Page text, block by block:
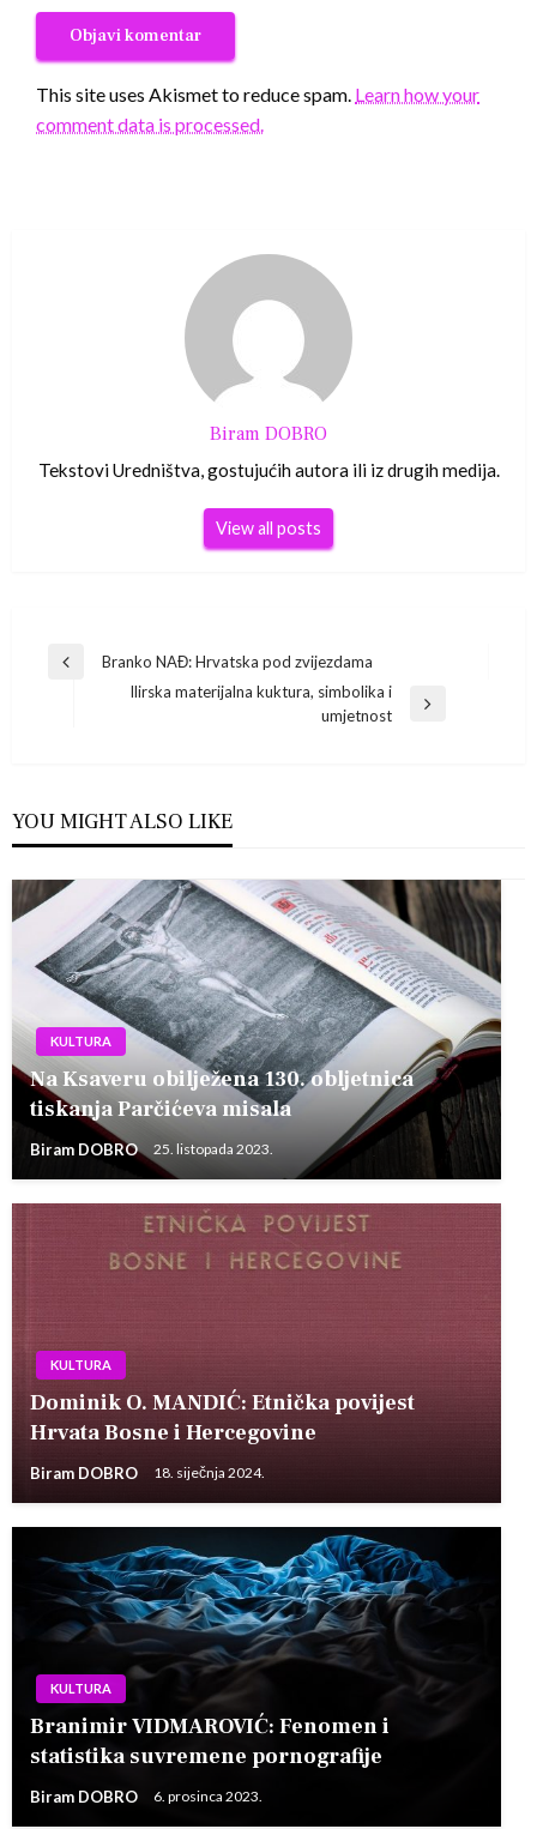
This site uses Akismet to reduce spam. Learn how your
comment data is processed.
Biram DOBRO
Tekstovi Uredništva, gostujućih autora ili iz drugih medija.
View all posts
Navigacija
Previous
Branko NAĐ: Hrvatska pod zvijezdama
Ilirska materijalna kuktura, simbolika i
umjetnost
YOU MIGHT ALSO LIKE
KULTURA
Na Ksaveru obilježena 130. obljetnica
tiskanja Parčićeva misala
Biram DOBRO 25. listopada 2023.
KULTURA
Dominik O. MANDIĆ: Etnička povijest
Hrvata Bosne i Hercegovine
Biram DOBRO 18. siječnja 2024.
KULTURA
Branimir VIDMAROVIĆ: Fenomen i
statistika suvremene pornografije
Biram DOBRO 6. prosinca 2023.